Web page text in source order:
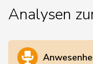
Analysen